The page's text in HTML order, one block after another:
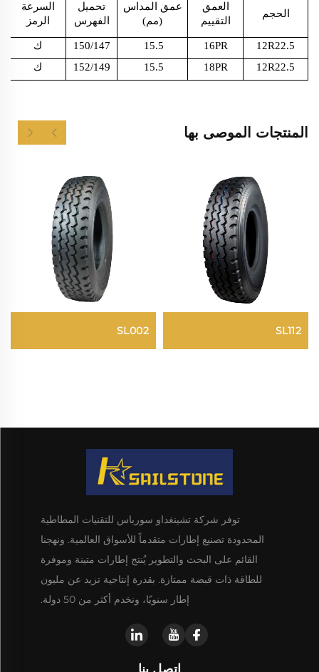
الحجم
العمق
التقييم
عمق المداس
(مم)
تحميل
الفهرس
السرعة
الرمز
12R22.5
16PR
15.5
150/147
ك
12R22.5
18PR
15.5
152/149 ك
المنتجات الموصى بها
SL112
SL002
توفر شركة تشينغداو سورباس للتقنيات المطاطية
المحدودة تصنيع إطارات متقدماً للأسواق العالمية. ونهجنا
القائم على البحث والتطوير يُنتج إطارات متينة وموفرة
للطاقة ذات قبضة ممتازة. بقدرة إنتاجية تزيد عن مليون
إطار سنويًا، ونخدم أكثر من 50 دولة.